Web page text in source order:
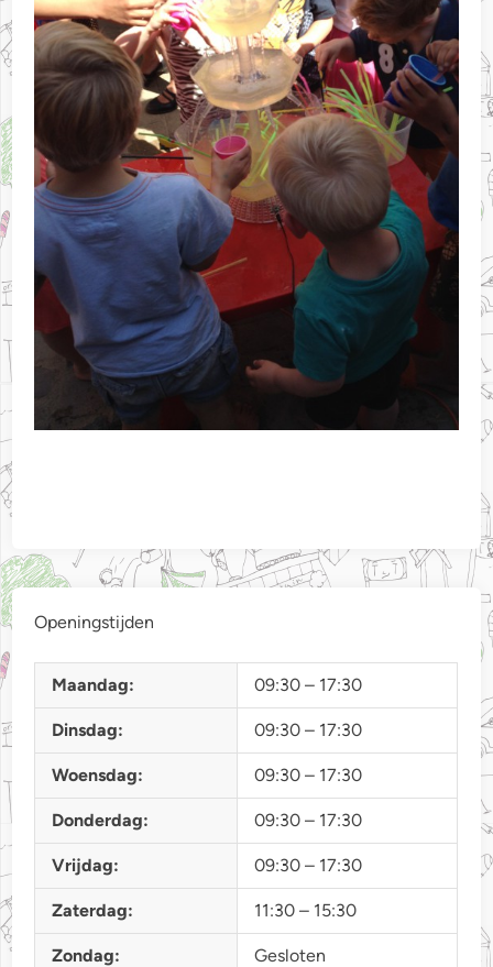
Openingstijden
Maandag: 09:30 – 17:30
Dinsdag: 09:30 – 17:30
Woensdag: 09:30 – 17:30
Donderdag: 09:30 – 17:30
Vrijdag: 09:30 – 17:30
Zaterdag: 11:30 – 15:30
Zondag: Gesloten